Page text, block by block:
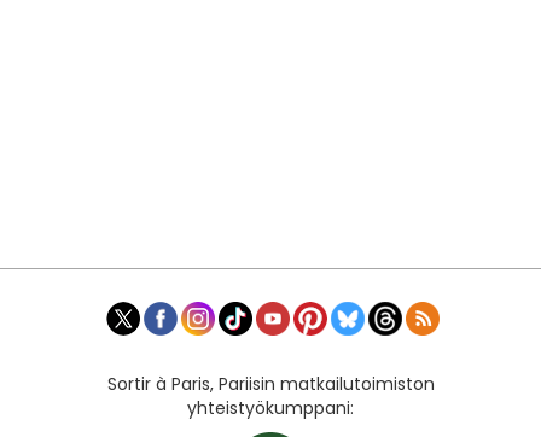
Sortir à Paris, Pariisin matkailutoimiston
yhteistyökumppani: